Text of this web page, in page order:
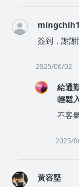
簽到，謝
2025/06/02
給通
輕鬆
不客
2025/
黃容堅